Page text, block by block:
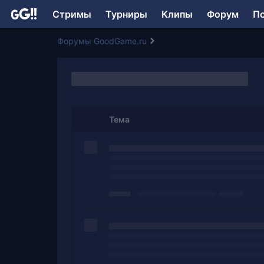
Стримы Турниры Клипы Форум
Форумы GoodGame.ru
Тема